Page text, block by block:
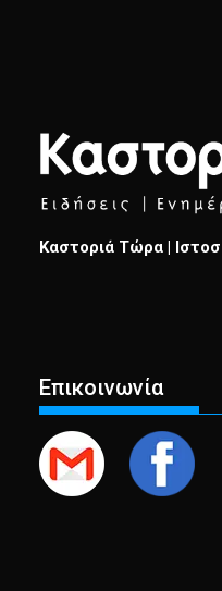
Καστοριά Τώρα |
Επικοινωνία